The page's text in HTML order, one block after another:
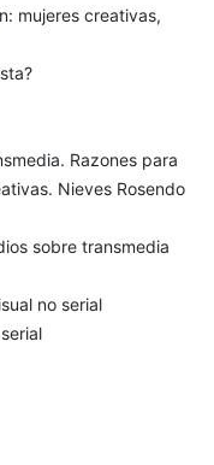
mujeres creativas,
Razones para
Nieves Rosendo
sobre transmedia
no serial